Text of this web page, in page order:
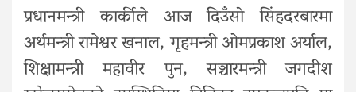
प्रधानमन्त्री कार्कीले आज दिउँसो सिंहदरबारमा
अर्थमन्त्री रामेश्वर खनाल, गृहमन्त्री ओमप्रकाश अर्याल,
शिक्षामन्त्री महावीर पुन, सञ्चारमन्त्री जगदीश